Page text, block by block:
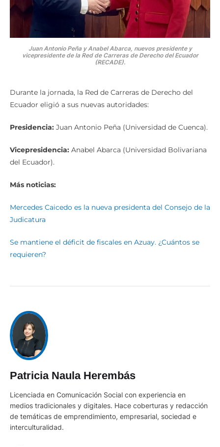
Juan Antonio Peña y Anabel Abarca, nuevos presidente y
vicepresidente de la Red de Carreras de Derecho del Ecuador
(RECADE).
Durante la jornada, la Red de Carreras de Derecho del
Ecuador eligió a sus nuevas autoridades:
Presidencia: Juan Antonio Peña (Universidad de Cuenca).
Vicepresidencia: Anabel Abarca (Universidad Bolivariana
del Ecuador).
Más noticias:
Mercedes Caicedo es la nueva presidenta del Consejo de la
Judicatura
Se mantiene el déficit de fiscales en Azuay. ¿Cuántos se
requieren?
Patricia Naula Herembás
Licenciada en Comunicación Social con experiencia en
medios tradicionales y digitales. Hace coberturas y redacción
de temáticas de emprendimiento, empresarial, sociedad e
interculturalidad.